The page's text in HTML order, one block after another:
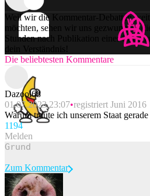
Weil wir die Kommentar-Debatten
möchten, sehen wir uns gezwungen,
Stunden nach Publikation einer Story
dein Verständnis!
Die beliebtesten Kommentare
Dazool68
01.07.2023 23:07 registriert Juni 2016
Warum traute ich unserem Staat
1194
Melden
Zum Kommentar